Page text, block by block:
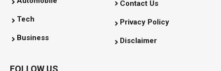
Tech
Business
Contact Us
Privacy Policy
Disclaimer